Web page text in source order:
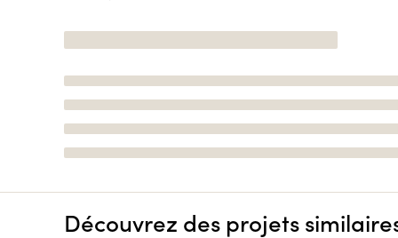
Découvrez des projets